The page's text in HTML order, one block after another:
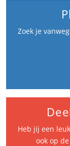
Zoek je
Heb jij een
ook op